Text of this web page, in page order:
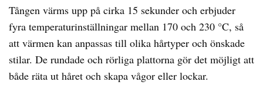
Tången värms upp på cirka 15 sekunder och erbjuder
fyra temperaturinställningar mellan 170 och 230 °C, så
att värmen kan anpassas till olika hårtyper och önskade
stilar. De rundade och rörliga plattorna gör det möjligt att
både räta ut håret och skapa vågor eller lockar.